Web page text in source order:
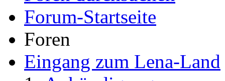
Forum-Startseite
Foren
Eingang zum Lena-Land